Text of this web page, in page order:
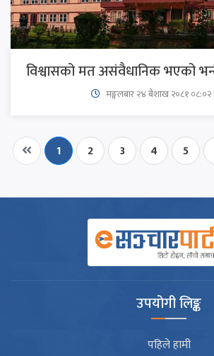
विश्वासको मत असंवैधानिक भएको
मङ्गलबार २४ बैशाख २०८१ ०८:०२
1 2 3 4 5
उपयोगी लिङ्क
पहिले हामी